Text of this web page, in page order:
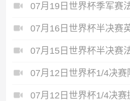
07月19日世界杯季军赛
07月15日世界杯半决赛